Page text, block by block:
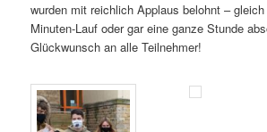
wurden mit reichlich Applaus belohnt –
Minuten-Lauf oder gar eine ganze Stunde
Glückwunsch an alle Teilnehmer!